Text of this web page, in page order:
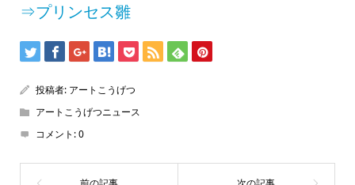
⇒プリンセス雛
投稿者: アートこうげつ
アートこうげつニュース
コメント:0